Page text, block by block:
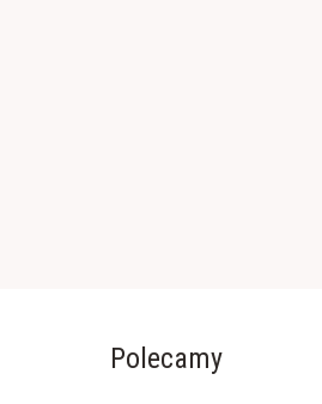
Polecamy